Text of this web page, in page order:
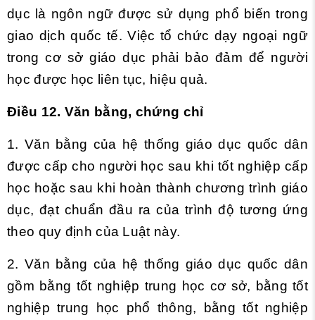
dục là ngôn ngữ được sử dụng phổ biến trong
giao dịch quốc tế. Việc tổ chức dạy ngoại ngữ
trong cơ sở giáo dục phải bảo đảm để người
học được học liên tục, hiệu quả.
Điều 12. Văn bằng, chứng chỉ
1. Văn bằng của hệ thống giáo dục quốc dân
được cấp cho người học sau khi tốt nghiệp cấp
học hoặc sau khi hoàn thành chương trình giáo
dục, đạt chuẩn đầu ra của trình độ tương ứng
theo quy định của Luật này.
2. Văn bằng của hệ thống giáo dục quốc dân
gồm bằng tốt nghiệp trung học cơ sở, bằng tốt
nghiệp trung học phổ thông, bằng tốt nghiệp